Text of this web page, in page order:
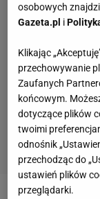
osobowych
Gazeta.pl i
Klikając
przechowywanie
Zaufanych
końcowym.
dotyczące plików
twoimi
odnośnik
przechodząc do
ustawień plików
przeglądarki.